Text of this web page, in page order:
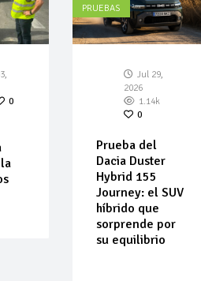
0
PRUEBAS
Jul 29,
2026
1.14k
0
Prueba del
Dacia Duster
Hybrid 155
Journey: el SUV
híbrido que
sorprende por
su equilibrio